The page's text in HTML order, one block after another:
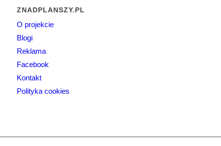
ZNADPLANSZY.PL
O projekcie
Blogi
Reklama
Facebook
Kontakt
Polityka cookies